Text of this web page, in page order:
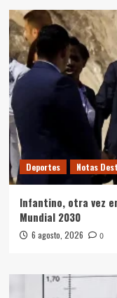
Deportes Notas
Infantino, otra vez
Mundial 2030
6 agosto, 2026 0